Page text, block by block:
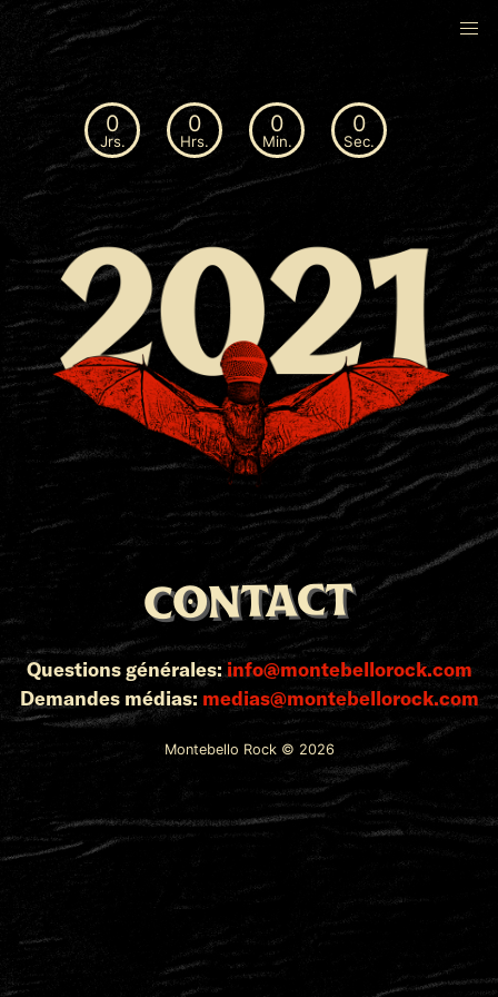
0
Jrs.
0
Hrs.
0
Min.
0
Sec.
Contact
Questions générales:info@montebellorock.com
Demandes médias: medias@montebellorock.com
Montebello Rock © 2026